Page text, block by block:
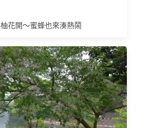
柚花開～蜜蜂也來湊熱鬧